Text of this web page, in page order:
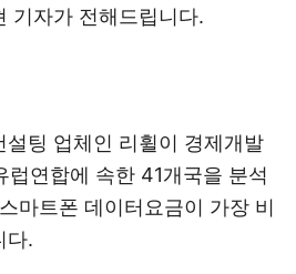
기자가 전해드립니다.
설팅 업체인 리휠이 경제개발
럽연합에 속한 41개국을 분석
마트폰 데이터요금이 가장 비
다.